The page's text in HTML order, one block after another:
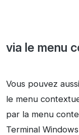
via le menu
Vous pouvez
le menu
par la menu
Terminal